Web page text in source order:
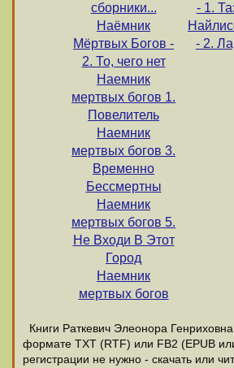
сборники...
Наёмник
Мёртвых Богов -
2. То, чего нет
Наемник
мертвых богов 1.
Повелитель
Наемник
мертвых богов 3.
Временно
Бессмертны
Наемник
мертвых богов 5.
Не Входи В Этот
Город
Наемник
мертвых богов
- 1.
- 2.
Книги Раткевич Элеонора
формате ТХТ (RTF) или FB2 (EPUB
регистрации не нужно - скачать или